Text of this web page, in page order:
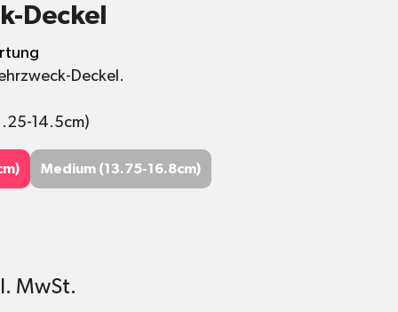
Deckel
Deckel.
14.5cm)
Medium (13.75-16.8cm)
Medium (13.75-16.8cm)
MwSt.